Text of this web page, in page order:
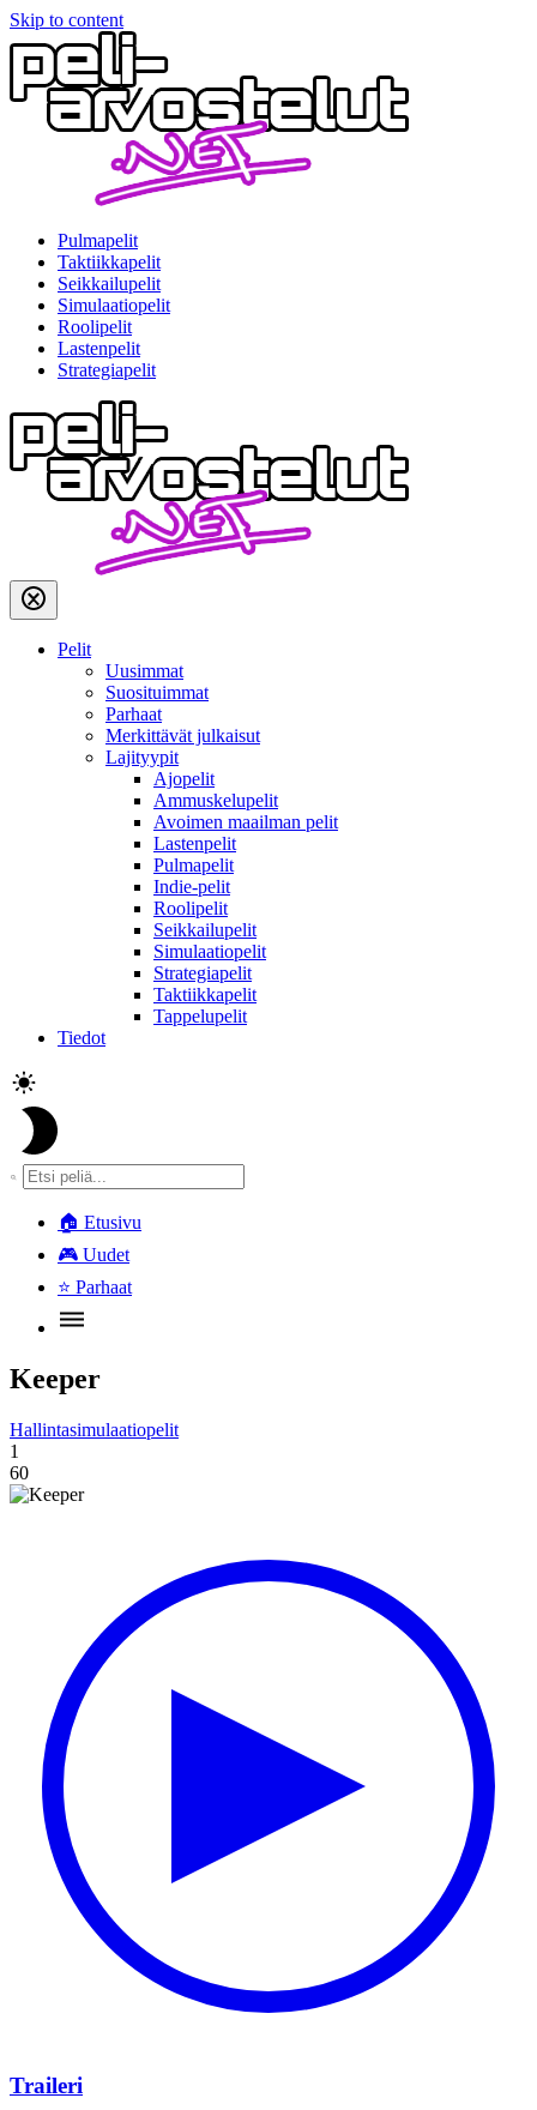
Skip to content
Pulmapelit
Taktiikkapelit
Seikkailupelit
Simulaatiopelit
Roolipelit
Lastenpelit
Strategiapelit
Pelit
Uusimmat
Suosituimmat
Parhaat
Merkittävät julkaisut
Lajityypit
Ajopelit
Ammuskelupelit
Avoimen maailman pelit
Lastenpelit
Pulmapelit
Indie-pelit
Roolipelit
Seikkailupelit
Simulaatiopelit
Strategiapelit
Taktiikkapelit
Tappelupelit
Tiedot
🏠 Etusivu
🎮 Uudet
⭐ Parhaat
Keeper
Hallintasimulaatiopelit
1
60
Traileri